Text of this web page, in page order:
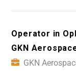
Operator in
GKN
GKN